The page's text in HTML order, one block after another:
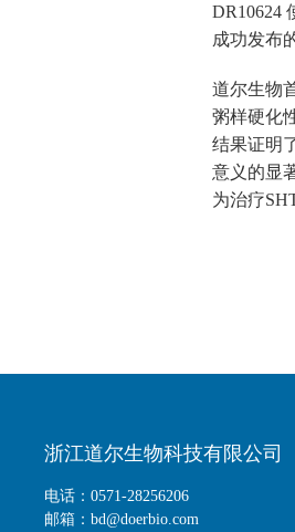
DR10624
成功发布
道尔生物
粥样硬化
结果证明
意义的显
为治疗
浙江道尔生物科技有限公司
电话：0571-28256206
邮箱：bd@doerbio.com